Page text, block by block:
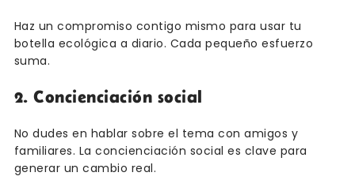
Haz un compromiso contigo mismo para usar tu
botella ecológica a diario. Cada pequeño esfuerzo
suma.
2. Concienciación social
No dudes en hablar sobre el tema con amigos y
familiares. La concienciación social es clave para
generar un cambio real.